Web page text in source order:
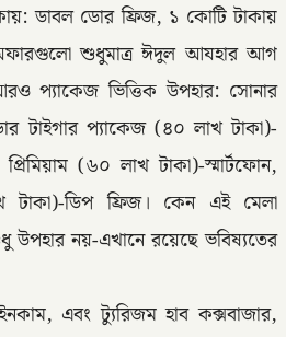
ডাবল ডোর ফ্রিজ, ১ কোটি টাকায়
অফারগুলো শুধুমাত্র ঈদুল আযহার আগ
প্যাকেজ ভিত্তিক উপহার: সোনার
টাইগার প্যাকেজ (৪০ লাখ টাকা)-
(৬০ লাখ টাকা)-স্মার্টফোন,
ডিপ ফ্রিজ। কেন এই মেলা
উপহার নয়-এখানে রয়েছে ভবিষ্যতের
এবং ট্যুরিজম হাব কক্সবাজার,